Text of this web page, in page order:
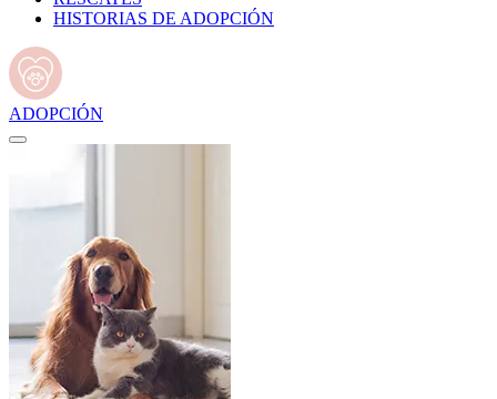
HISTORIAS DE ADOPCIÓN
ADOPCIÓN